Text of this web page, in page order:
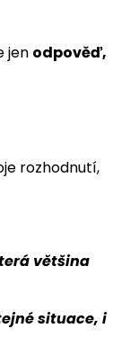
jen odpověď,
rozhodnutí,
většina
situace, i